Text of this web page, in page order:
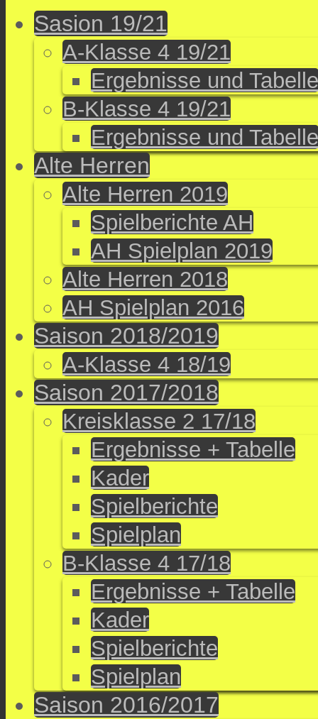
Sasion 19/21
A-Klasse 4 19/21
Ergebnisse und Tabelle
B-Klasse 4 19/21
Ergebnisse und Tabelle
Alte Herren
Alte Herren 2019
Spielberichte AH
AH Spielplan 2019
Alte Herren 2018
AH Spielplan 2016
Saison 2018/2019
A-Klasse 4 18/19
Saison 2017/2018
Kreisklasse 2 17/18
Ergebnisse + Tabelle
Kader
Spielberichte
Spielplan
B-Klasse 4 17/18
Ergebnisse + Tabelle
Kader
Spielberichte
Spielplan
Saison 2016/2017